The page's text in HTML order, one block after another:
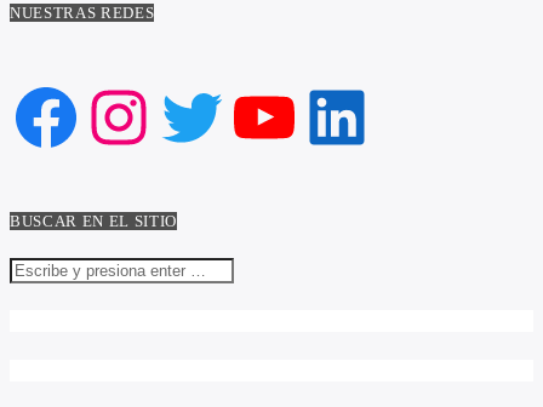
NUESTRAS REDES
Facebook
Instagram
Twitter
YouTube
LinkedIn
BUSCAR EN EL SITIO